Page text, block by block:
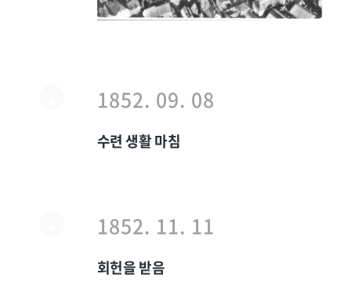
1852. 09. 08
수련 생활 마침
1852. 11. 11
회헌을 받음